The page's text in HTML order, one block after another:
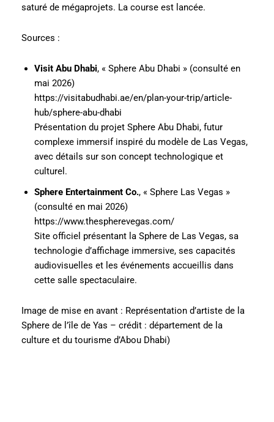
saturé de mégaprojets. La course est lancée.
Sources :
Visit Abu Dhabi, « Sphere Abu Dhabi » (consulté en
mai 2026)
https://visitabudhabi.ae/en/plan-your-trip/article-
hub/sphere-abu-dhabi
Présentation du projet Sphere Abu Dhabi, futur
complexe immersif inspiré du modèle de Las Vegas,
avec détails sur son concept technologique et
culturel.
Sphere Entertainment Co., « Sphere Las Vegas »
(consulté en mai 2026)
https://www.thespherevegas.com/
Site officiel présentant la Sphere de Las Vegas, sa
technologie d’affichage immersive, ses capacités
audiovisuelles et les événements accueillis dans
cette salle spectaculaire.
Image de mise en avant : Représentation d’artiste de la
Sphere de l’île de Yas – crédit : département de la
culture et du tourisme d’Abou Dhabi)